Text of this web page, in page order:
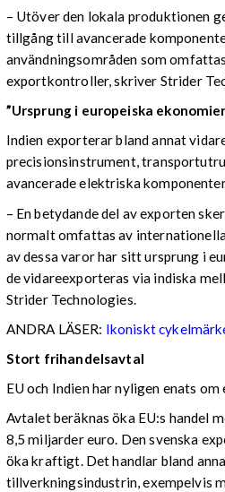
– Utöver den lokala produktionen
tillgång till avancerade
användningsområden som
exportkontroller, skriver Strider
”Ursprung i europeiska
Indien exporterar bland annat
precisionsinstrument,
avancerade elektriska
– En betydande del av exporten
normalt omfattas av
av dessa varor har sitt ursprung i
de vidareexporteras via indiska
Strider Technologies.
ANDRA LÄSER: Ikoniskt
Stort frihandelsavtal
EU och Indien har nyligen enats
Avtalet beräknas öka EU:s handel
8,5 miljarder euro. Den svenska
öka kraftigt. Det handlar bland
tillverkningsindustrin, exempelvis